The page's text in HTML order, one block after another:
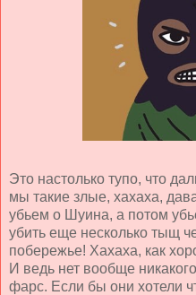
Это настолько тупо, что
мы такие злые, хахаха,
убьем о Шуина, а потом
убить еще несколько тыщ
побережье! Хахаха, как
И ведь нет вообще
фарс. Если бы они хотели